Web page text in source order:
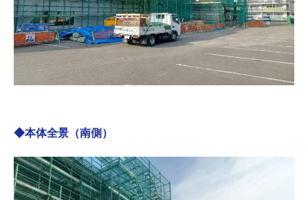
◆本体全景（南側）